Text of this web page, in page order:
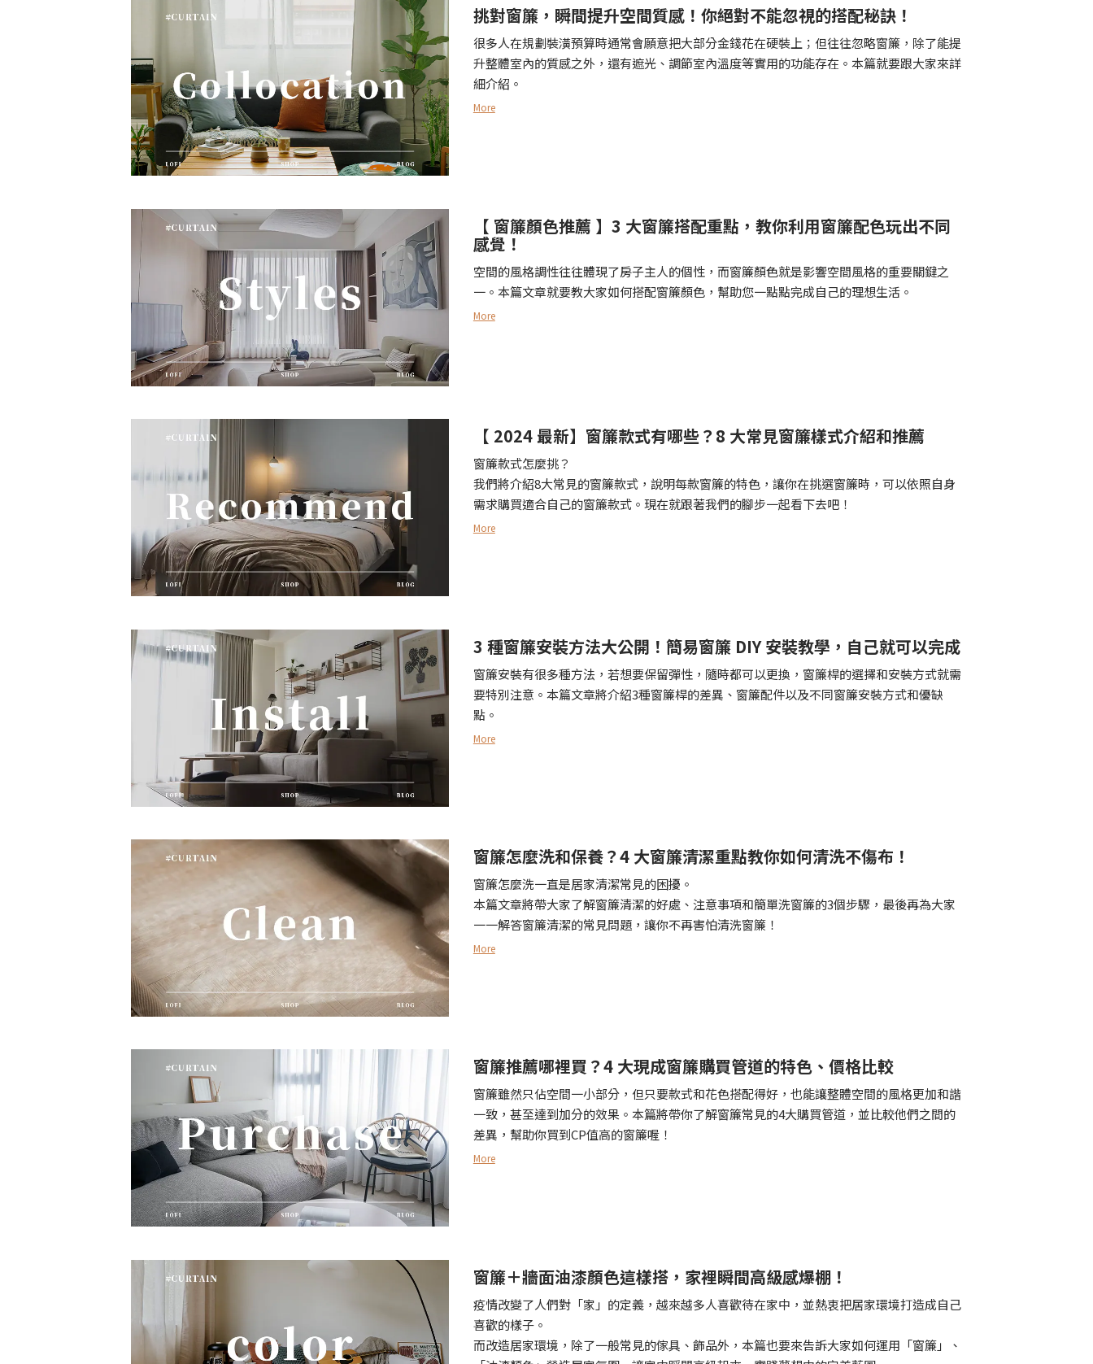
挑對窗簾，瞬間提升空間質感！你絕對不能忽視的搭配秘訣！
很多人在規劃裝潢預算時通常會願意把大部分金錢花在硬裝上；但往往忽略窗簾，除了能提
升整體室內的質感之外，還有遮光、調節室內溫度等實用的功能存在。本篇就要跟大家來詳
細介紹。
More
【 窗簾顏色推薦 】3 大窗簾搭配重點，教你利用窗簾配色玩出不同
感覺！
空間的風格調性往往體現了房子主人的個性，而窗簾顏色就是影響空間風格的重要關鍵之
一。本篇文章就要教大家如何搭配窗簾顏色，幫助您一點點完成自己的理想生活。
More
【 2024 最新】窗簾款式有哪些？8 大常見窗簾樣式介紹和推薦
窗簾款式怎麼挑？
我們將介紹8大常見的窗簾款式，說明每款窗簾的特色，讓你在挑選窗簾時，可以依照自身
需求購買適合自己的窗簾款式。現在就跟著我們的腳步一起看下去吧！
More
3 種窗簾安裝方法大公開！簡易窗簾 DIY 安裝教學，自己就可以完成
窗簾安裝有很多種方法，若想要保留彈性，隨時都可以更換，窗簾桿的選擇和安裝方式就需
要特別注意。本篇文章將介紹3種窗簾桿的差異、窗簾配件以及不同窗簾安裝方式和優缺
點。
More
窗簾怎麼洗和保養？4 大窗簾清潔重點教你如何清洗不傷布！
窗簾怎麼洗一直是居家清潔常見的困擾。
本篇文章將帶大家了解窗簾清潔的好處、注意事項和簡單洗窗簾的3個步驟，最後再為大家
一一解答窗簾清潔的常見問題，讓你不再害怕清洗窗簾！
More
窗簾推薦哪裡買？4 大現成窗簾購買管道的特色、價格比較
窗簾雖然只佔空間一小部分，但只要款式和花色搭配得好，也能讓整體空間的風格更加和諧
一致，甚至達到加分的效果。本篇將帶你了解窗簾常見的4大購買管道，並比較他們之間的
差異，幫助你買到CP值高的窗簾喔！
More
窗簾＋牆面油漆顏色這樣搭，家裡瞬間高級感爆棚！
疫情改變了人們對「家」的定義，越來越多人喜歡待在家中，並熱衷把居家環境打造成自己
喜歡的樣子。
而改造居家環境，除了一般常見的傢具、飾品外，本篇也要來告訴大家如何運用「窗簾」、